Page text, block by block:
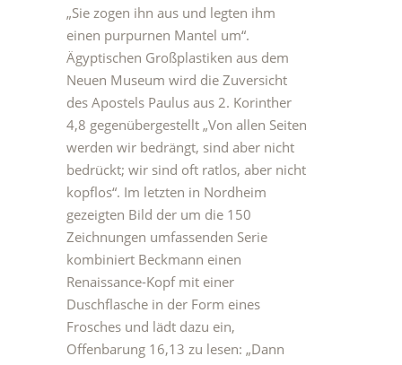
„Sie zogen ihn aus und legten ihm
einen purpurnen Mantel um“.
Ägyptischen Großplastiken aus dem
Neuen Museum wird die Zuversicht
des Apostels Paulus aus 2. Korinther
4,8 gegenübergestellt „Von allen Seiten
werden wir bedrängt, sind aber nicht
bedrückt; wir sind oft ratlos, aber nicht
kopflos“. Im letzten in Nordheim
gezeigten Bild der um die 150
Zeichnungen umfassenden Serie
kombiniert Beckmann einen
Renaissance-Kopf mit einer
Duschflasche in der Form eines
Frosches und lädt dazu ein,
Offenbarung 16,13 zu lesen: „Dann